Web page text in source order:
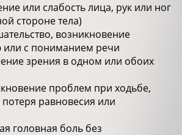
или слабость лица, рук или ног
стороне тела)
возникновение
с пониманием речи
зрения в одном или обоих
проблем при ходьбе,
равновесия или
головная боль без